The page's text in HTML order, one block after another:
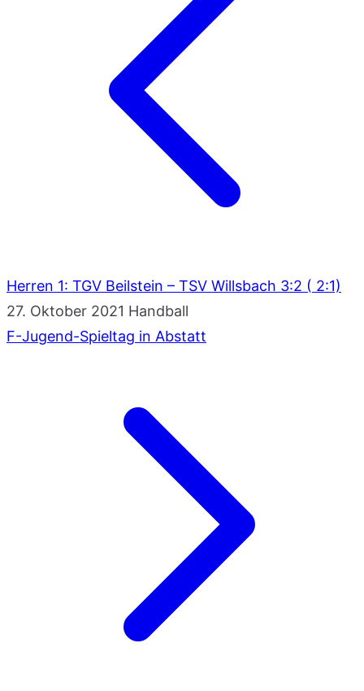
Herren 1: TGV Beilstein – TSV Willsbach 3:2 ( 2:1)
27. Oktober 2021 Handball
F-Jugend-Spieltag in Abstatt